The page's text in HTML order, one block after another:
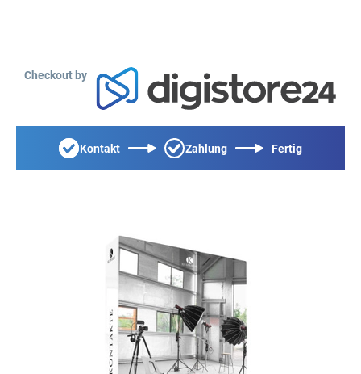
Checkout by
Kontakt Zahlung Fertig